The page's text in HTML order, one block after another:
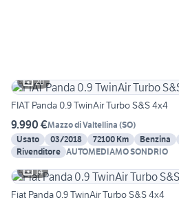
20
FIAT Panda 0.9 TwinAir Turbo S&S 4x4
9.990 €Mazzo di Valtellina (SO)
Usato
03/2018 72100 Km Benzina
Rivenditore AUTOMEDIAMO SONDRIO
14
Fiat Panda 0.9 TwinAir Turbo S&S 4x4